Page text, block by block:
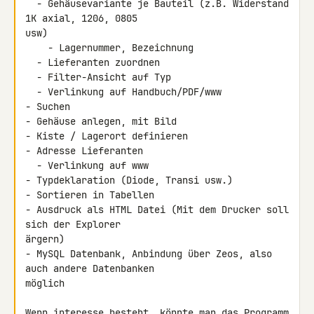
1K axial, 1206, 0805
usw)
- Suchen
- Gehäuse anlegen, mit Bild
- Kiste / Lagerort definieren
- Adresse Lieferanten
- Typdeklaration (Diode, Transi usw.)
- Sortieren in Tabellen
- Ausdruck als HTML Datei (Mit dem Drucker soll
sich der Explorer
ärgern)
- MySQL Datenbank, Anbindung über Zeos, also
auch andere Datenbanken
möglich